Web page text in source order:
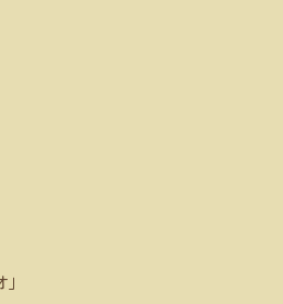
」